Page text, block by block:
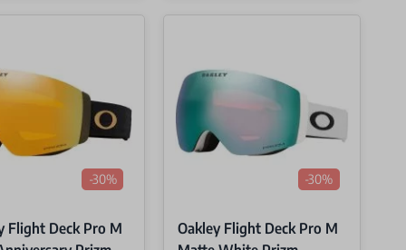
-30%
Flight Deck Pro M
-30%
Oakley Flight Deck Pro M